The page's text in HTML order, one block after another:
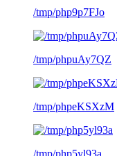
/tmp/php9p7FJo
/tmp/phpuAy7QZ
/tmp/phpeKSXzM
/tmp/php5yl93a